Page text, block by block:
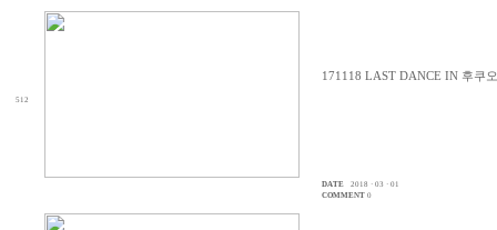
512
171118 LAST DANCE IN 후쿠
DATE
2018 · 03 · 01
COMMENT 0